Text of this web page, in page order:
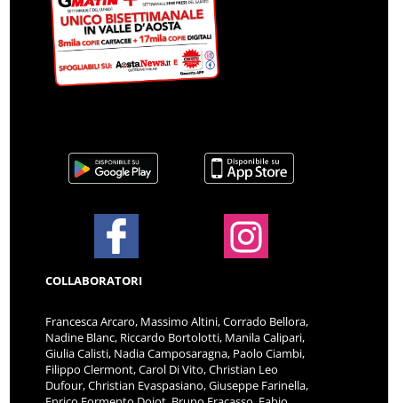
COLLABORATORI
Francesca Arcaro, Massimo Altini, Corrado Bellora,
Nadine Blanc, Riccardo Bortolotti, Manila Calipari,
Giulia Calisti, Nadia Camposaragna, Paolo Ciambi,
Filippo Clermont, Carol Di Vito, Christian Leo
Dufour, Christian Evaspasiano, Giuseppe Farinella,